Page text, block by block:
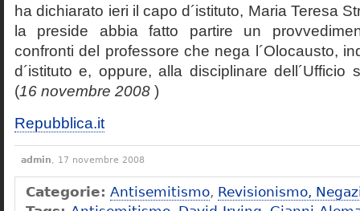
ha dichiarato ieri il capo d´istituto, Maria Teresa
la preside abbia fatto partire un
confronti del professore che nega l´Olocausto,
d´istituto e, oppure, alla disciplinare dell´Ufficio
(16 novembre 2008 )
Repubblica.it
admin, 17 novembre 2008
Categorie: Antisemitismo, Revisionismo,